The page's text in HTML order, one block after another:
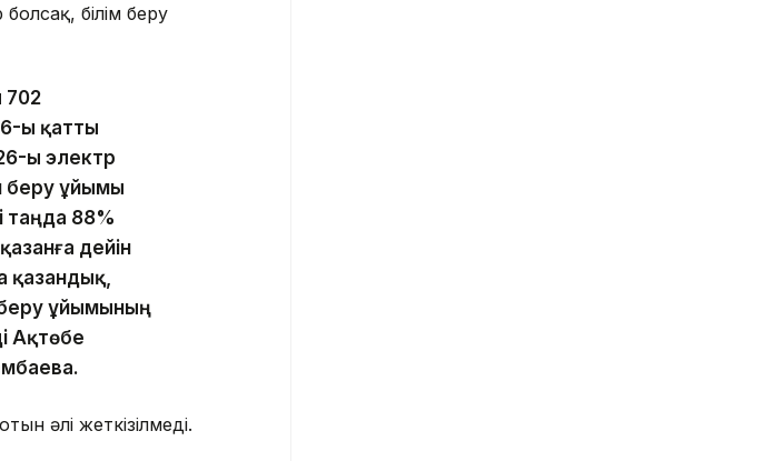
білім беру
702
ы қатты
ы электр
беру ұйымы
таңда 88%
дейін
қазандық,
ұйымының
Ақтөбе
әлі жеткізілмеді.